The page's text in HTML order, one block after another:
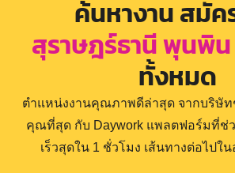
ค้นหางาน สมัค
สุราษฎร์ธานี พุนพิ
ทั้งหมด
ตำแหน่งงานคุณภาพดีล่าสุด จากบริษั
คุณที่สุด กับ Daywork แพลตฟอร์มที่ช่
เร็วสุดใน 1 ชั่วโมง เส้นทางต่อไป